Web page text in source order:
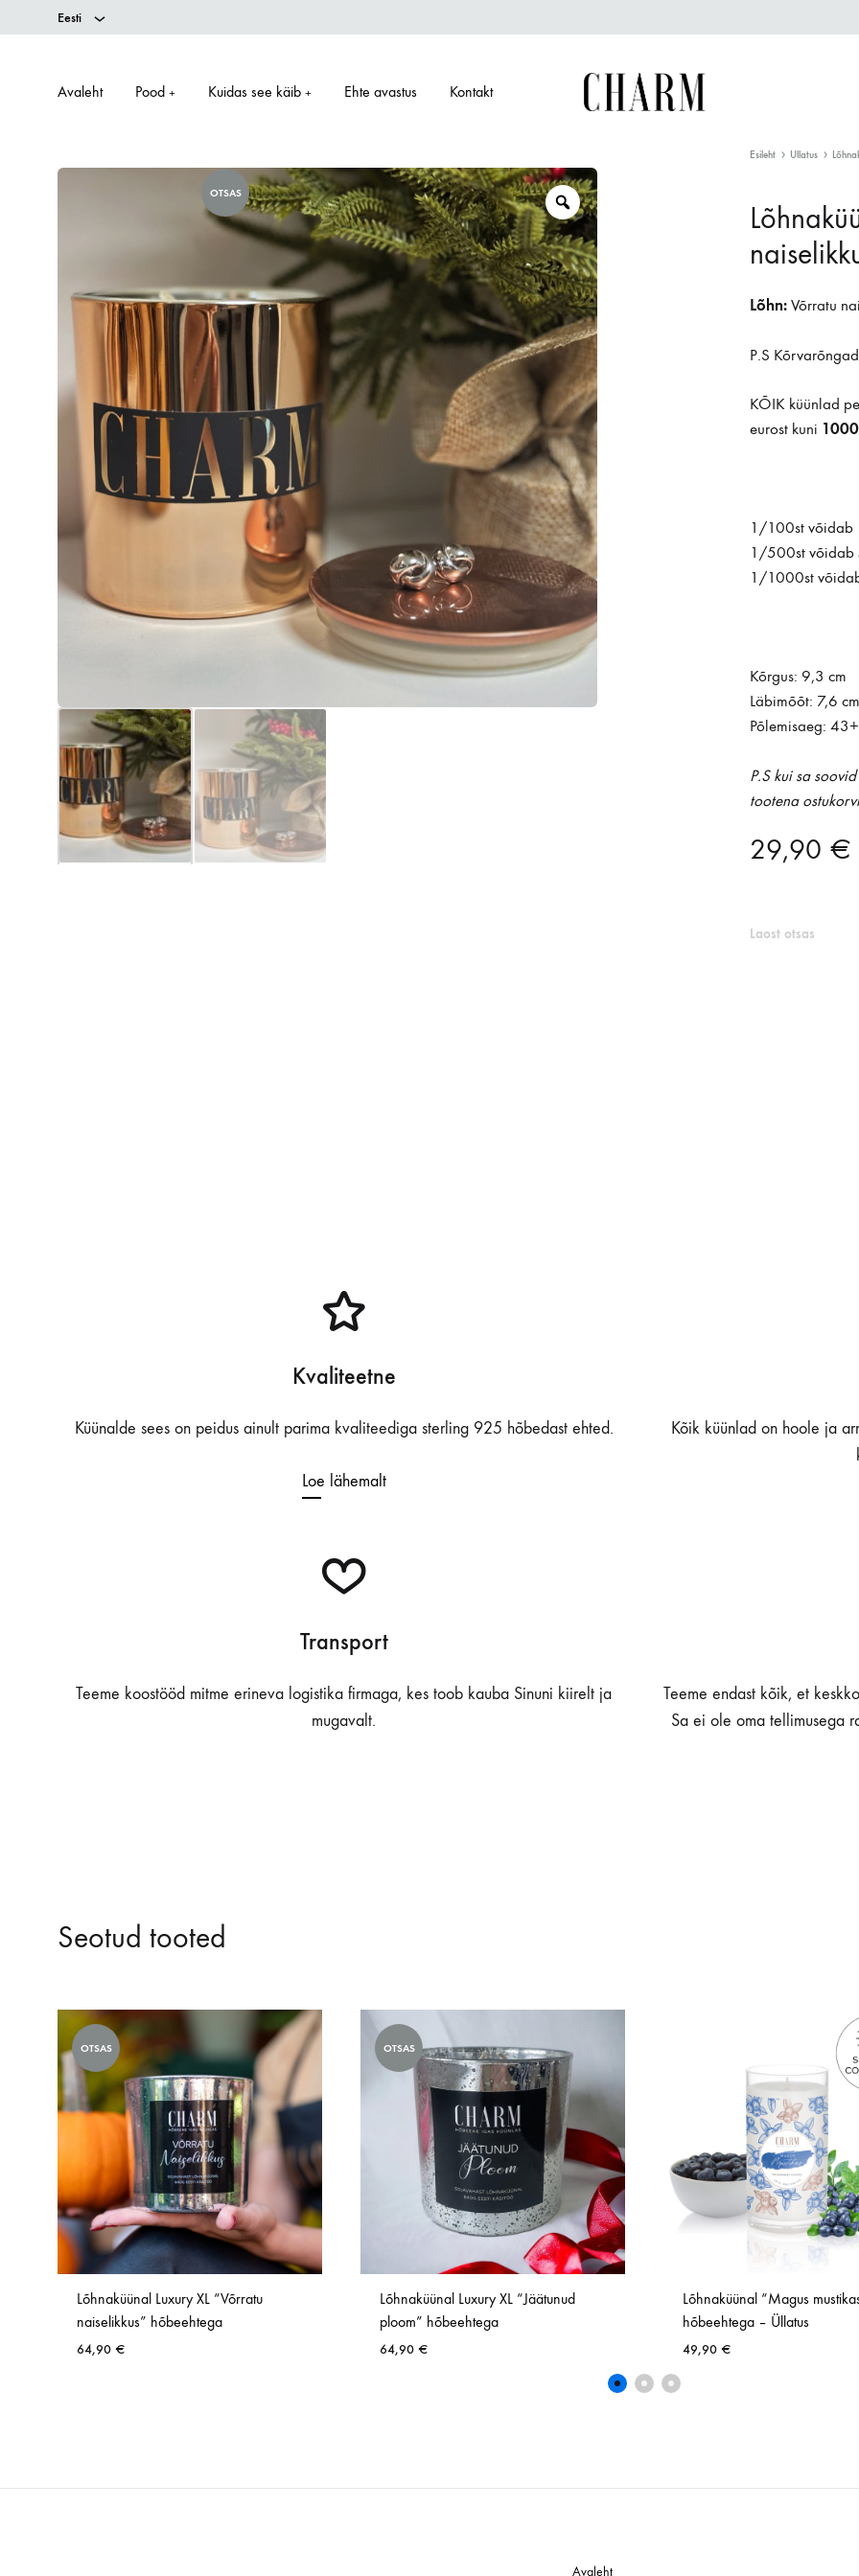
Eesti
Avaleht Pood + Kuidas see käib + Ehte avastus Kontakt
küünlas
OTSAS Zoom
Esileht Üllatus
Lõhn: Võrratu
P.S
KÕIK küünlad
eurost kuni
1/100st võidab
1/500st võidab
1/1000st
Kõrgus: 9,3 cm
Läbimõõt: 7,6 cm
Põlemisaeg:
P.S kui sa
tootena
29,90 €
Laost otsas
Kvaliteetne
Küünalde sees on peidus ainult parima kvaliteediga sterling 925 hõbedast ehted.
Loe lähemalt
Kõik küünlad on hoole ja
Transport
Teeme koostööd mitme erineva logistika firmaga, kes toob kauba Sinuni kiirelt ja
mugavalt.
Teeme endast kõik, et
Sa ei ole oma tellimusega
Seotud tooted
OTSAS
Lõhnaküünal Luxury XL “Võrratu
naiselikkus” hõbeehtega
64,90 €
OTSAS
Lõhnaküünal Luxury XL “Jäätunud
ploom” hõbeehtega
64,90 €
Lõhnaküünal “Magus
hõbeehtega – Üllatus
49,90 €
Avaleht